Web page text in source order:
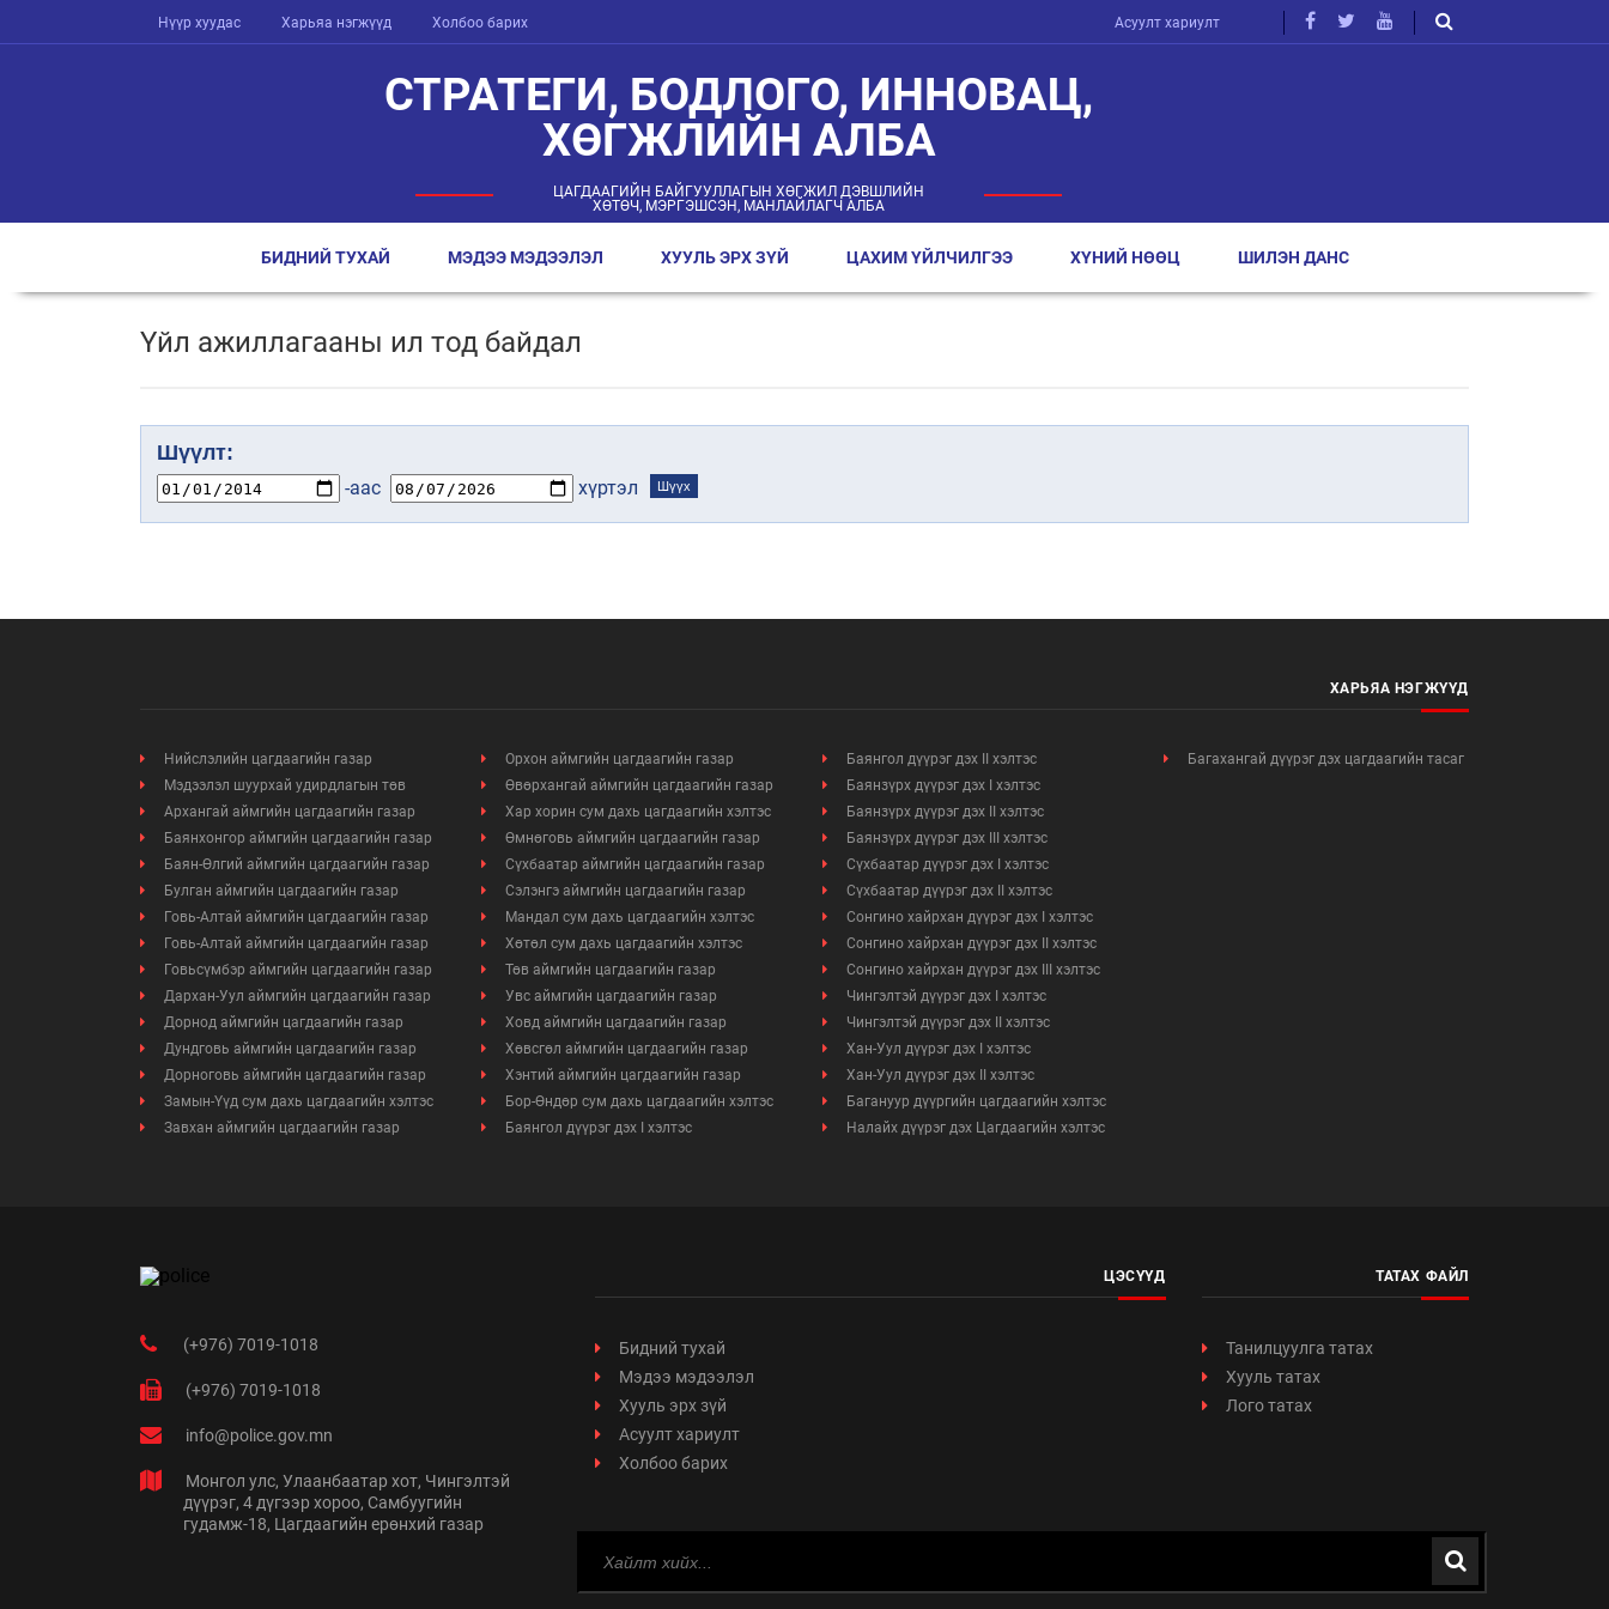
Нүүр хуудас Харьяа нэгжүүд Холбоо барих Асуулт хариулт
СТРАТЕГИ, БОДЛОГО, ИННОВАЦ,
ХӨГЖЛИЙН АЛБА
ЦАГДААГИЙН БАЙГУУЛЛАГЫН ХӨГЖИЛ ДЭВШЛИЙН
ХӨТӨЧ, МЭРГЭШСЭН, МАНЛАЙЛАГЧ АЛБА
БИДНИЙ ТУХАЙ МЭДЭЭ МЭДЭЭЛЭЛ ХУУЛЬ ЭРХ ЗҮЙ ЦАХИМ ҮЙЛЧИЛГЭЭ ХҮНИЙ НӨӨЦ ШИЛЭН ДАНС
Үйл ажиллагааны ил тод байдал
Шүүлт:
-аас хүртэл Шүүх
ХАРЬЯА НЭГЖҮҮД
Нийслэлийн цагдаагийн газар
Мэдээлэл шуурхай удирдлагын төв
Архангай аймгийн цагдаагийн газар
Баянхонгор аймгийн цагдаагийн газар
Баян-Өлгий аймгийн цагдаагийн газар
Булган аймгийн цагдаагийн газар
Говь-Алтай аймгийн цагдаагийн газар
Говь-Алтай аймгийн цагдаагийн газар
Говьсүмбэр аймгийн цагдаагийн газар
Дархан-Уул аймгийн цагдаагийн газар
Дорнод аймгийн цагдаагийн газар
Дундговь аймгийн цагдаагийн газар
Дорноговь аймгийн цагдаагийн газар
Замын-Үүд сум дахь цагдаагийн хэлтэс
Завхан аймгийн цагдаагийн газар
Орхон аймгийн цагдаагийн газар
Өвөрхангай аймгийн цагдаагийн газар
Хар хорин сум дахь цагдаагийн хэлтэс
Өмнөговь аймгийн цагдаагийн газар
Сүхбаатар аймгийн цагдаагийн газар
Сэлэнгэ аймгийн цагдаагийн газар
Мандал сум дахь цагдаагийн хэлтэс
Хөтөл сум дахь цагдаагийн хэлтэс
Төв аймгийн цагдаагийн газар
Увс аймгийн цагдаагийн газар
Ховд аймгийн цагдаагийн газар
Хөвсгөл аймгийн цагдаагийн газар
Хэнтий аймгийн цагдаагийн газар
Бор-Өндөр сум дахь цагдаагийн хэлтэс
Баянгол дүүрэг дэх I хэлтэс
Баянгол дүүрэг дэх II хэлтэс
Баянзүрх дүүрэг дэх I хэлтэс
Баянзүрх дүүрэг дэх II хэлтэс
Баянзүрх дүүрэг дэх III хэлтэс
Сүхбаатар дүүрэг дэх I хэлтэс
Сүхбаатар дүүрэг дэх II хэлтэс
Сонгино хайрхан дүүрэг дэх I хэлтэс
Сонгино хайрхан дүүрэг дэх II хэлтэс
Сонгино хайрхан дүүрэг дэх III хэлтэс
Чингэлтэй дүүрэг дэх I хэлтэс
Чингэлтэй дүүрэг дэх II хэлтэс
Хан-Уул дүүрэг дэх I хэлтэс
Хан-Уул дүүрэг дэх II хэлтэс
Багануур дүүргийн цагдаагийн хэлтэс
Налайх дүүрэг дэх Цагдаагийн хэлтэс
Багахангай дүүрэг дэх цагдаагийн тасаг
(+976) 7019-1018
(+976) 7019-1018
info@police.gov.mn
Монгол улс, Улаанбаатар хот, Чингэлтэй
дүүрэг, 4 дүгээр хороо, Самбуугийн
гудамж-18, Цагдаагийн ерөнхий газар
ЦЭСҮҮД
Бидний тухай
Мэдээ мэдээлэл
Хууль эрх зүй
Асуулт хариулт
Холбоо барих
ТАТАХ ФАЙЛ
Танилцуулга татах
Хууль татах
Лого татах
Мэдээллийн ил тод байдал
Удирдлагын шийдвэрийн ил тод байдал
Авлигын эсрэг үйл ажиллагаа
Үйл ажиллагааны ил тод байдал
Өргөдөл, гомдлын мэдээ
Иргэдийг хүлээн авах хуваарь
Ажил үүргийн чиглэл, утасны дугаар